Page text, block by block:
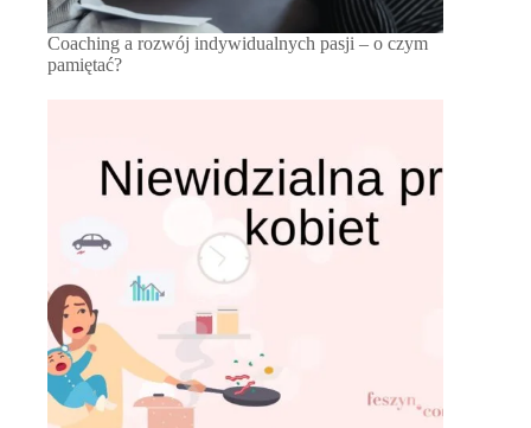
Coaching a rozwój indywidualnych pasji – o czym
pamiętać?